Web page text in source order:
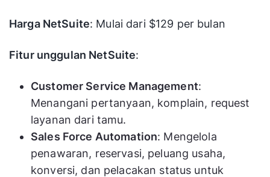
Harga NetSuite: Mulai dari $129 per bulan
Fitur unggulan NetSuite:
Customer Service Management:
Menangani pertanyaan, komplain, request
layanan dari tamu.
Sales Force Automation: Mengelola
penawaran, reservasi, peluang usaha,
konversi, dan pelacakan status untuk